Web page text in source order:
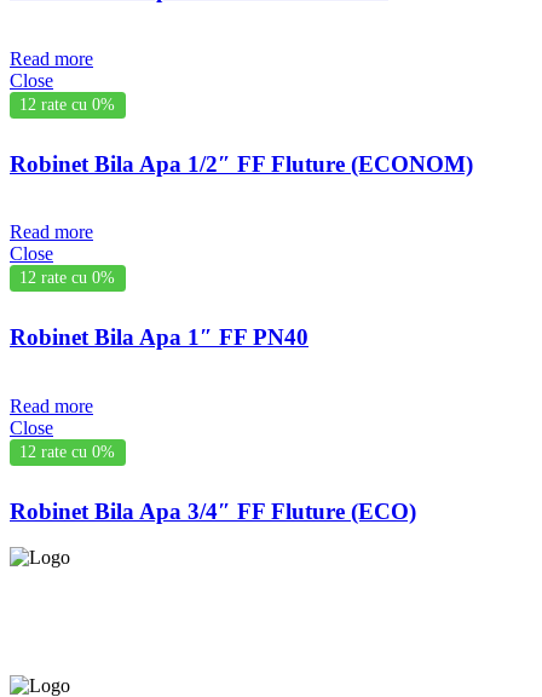
Read more
Close
12 rate cu 0%
Robinet Bila Apa 1/2″ FF Fluture (ECONOM)
Read more
Close
12 rate cu 0%
Robinet Bila Apa 1″ FF PN40
Read more
Close
12 rate cu 0%
Robinet Bila Apa 3/4″ FF Fluture (ECO)